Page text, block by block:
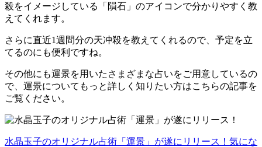
殺をイメージしている「隕石」のアイコンで分かりやすく教
えてくれます。
さらに直近1週間分の天冲殺を教えてくれるので、予定を立
てるのにも便利ですね。
その他にも運景を用いたさまざまな占いをご用意しているの
で、運景についてもっと詳しく知りたい方はこちらの記事を
ご覧ください。
水晶玉子のオリジナル占術「運景」が遂にリリース！気にな